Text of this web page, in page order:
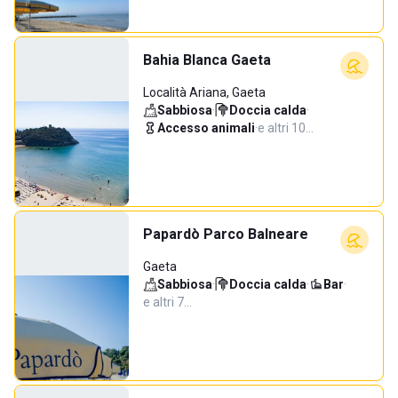
Bahia Blanca Gaeta
Località Ariana, Gaeta
Sabbiosa· Doccia calda·
Accesso animali·e altri 10…
Papardò Parco Balneare
Gaeta
Sabbiosa· Doccia calda· Bar·
e altri 7…